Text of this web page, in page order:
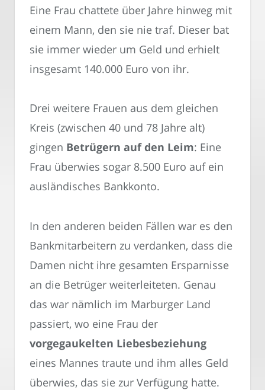
Eine Frau chattete über Jahre hinweg mit
einem Mann, den sie nie traf. Dieser bat
sie immer wieder um Geld und erhielt
insgesamt 140.000 Euro von ihr.
Drei weitere Frauen aus dem gleichen
Kreis (zwischen 40 und 78 Jahre alt)
gingen Betrügern auf den Leim: Eine
Frau überwies sogar 8.500 Euro auf ein
ausländisches Bankkonto.
In den anderen beiden Fällen war es den
Bankmitarbeitern zu verdanken, dass die
Damen nicht ihre gesamten Ersparnisse
an die Betrüger weiterleiteten. Genau
das war nämlich im Marburger Land
passiert, wo eine Frau der
vorgegaukelten Liebesbeziehung
eines Mannes traute und ihm alles Geld
überwies, das sie zur Verfügung hatte.